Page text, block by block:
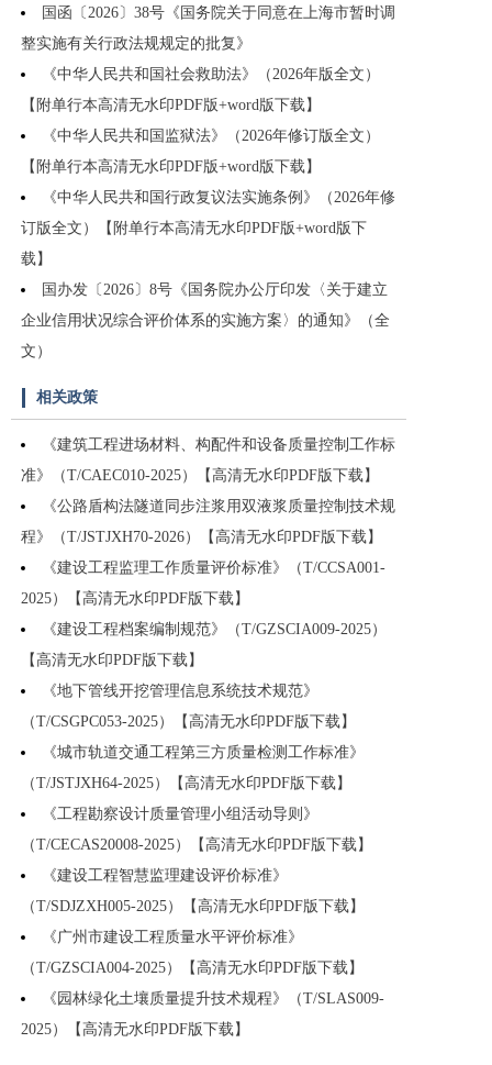
国函〔2026〕38号《国务院关于同意在上海市暂时调
整实施有关行政法规规定的批复》
《中华人民共和国社会救助法》（2026年版全文）
【附单行本高清无水印PDF版+word版下载】
《中华人民共和国监狱法》（2026年修订版全文）
【附单行本高清无水印PDF版+word版下载】
《中华人民共和国行政复议法实施条例》（2026年修
订版全文）【附单行本高清无水印PDF版+word版下
载】
国办发〔2026〕8号《国务院办公厅印发〈关于建立
企业信用状况综合评价体系的实施方案〉的通知》（全
文）
相关政策
《建筑工程进场材料、构配件和设备质量控制工作标
准》（T/CAEC010-2025）【高清无水印PDF版下载】
《公路盾构法隧道同步注浆用双液浆质量控制技术规
程》（T/JSTJXH70-2026）【高清无水印PDF版下载】
《建设工程监理工作质量评价标准》（T/CCSA001-
2025）【高清无水印PDF版下载】
《建设工程档案编制规范》（T/GZSCIA009-2025）
【高清无水印PDF版下载】
《地下管线开挖管理信息系统技术规范》
（T/CSGPC053-2025）【高清无水印PDF版下载】
《城市轨道交通工程第三方质量检测工作标准》
（T/JSTJXH64-2025）【高清无水印PDF版下载】
《工程勘察设计质量管理小组活动导则》
（T/CECAS20008-2025）【高清无水印PDF版下载】
《建设工程智慧监理建设评价标准》
（T/SDJZXH005-2025）【高清无水印PDF版下载】
《广州市建设工程质量水平评价标准》
（T/GZSCIA004-2025）【高清无水印PDF版下载】
《园林绿化土壤质量提升技术规程》（T/SLAS009-
2025）【高清无水印PDF版下载】